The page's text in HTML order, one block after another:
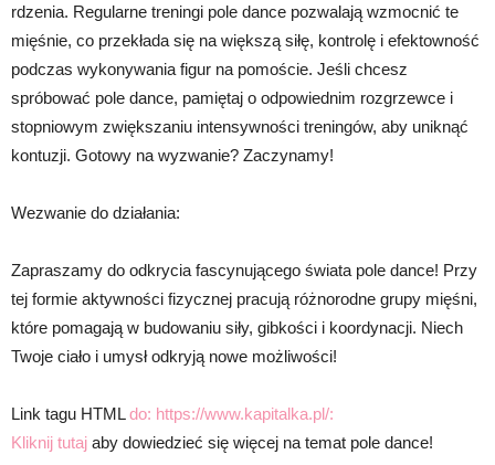
rdzenia. Regularne treningi pole dance pozwalają wzmocnić te
mięśnie, co przekłada się na większą siłę, kontrolę i efektowność
podczas wykonywania figur na pomoście. Jeśli chcesz
spróbować pole dance, pamiętaj o odpowiednim rozgrzewce i
stopniowym zwiększaniu intensywności treningów, aby uniknąć
kontuzji. Gotowy na wyzwanie? Zaczynamy!
Wezwanie do działania:
Zapraszamy do odkrycia fascynującego świata pole dance! Przy
tej formie aktywności fizycznej pracują różnorodne grupy mięśni,
które pomagają w budowaniu siły, gibkości i koordynacji. Niech
Twoje ciało i umysł odkryją nowe możliwości!
Link tagu HTMLdo: https://www.kapitalka.pl/:
Kliknij tutaj aby dowiedzieć się więcej na temat pole dance!